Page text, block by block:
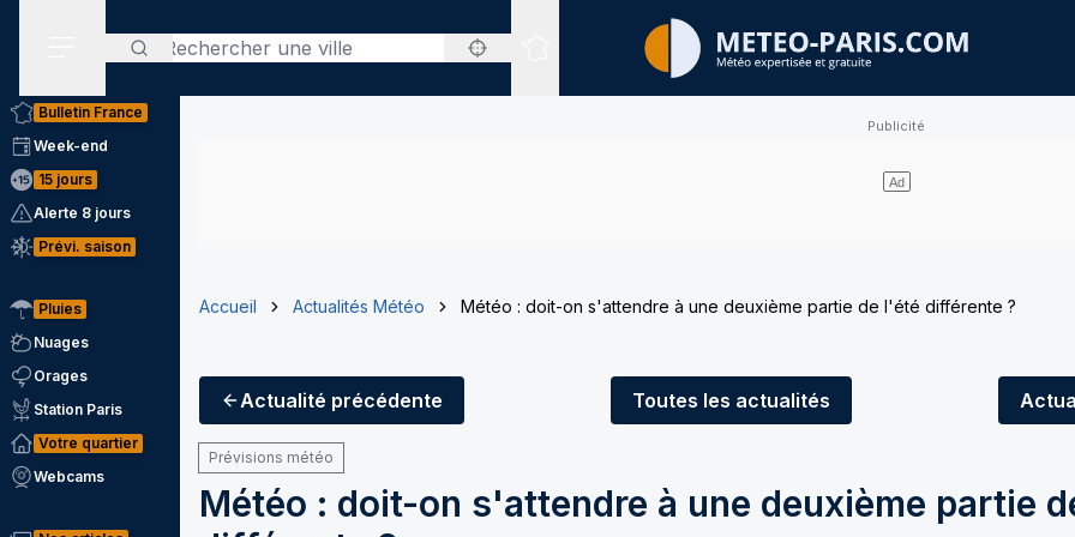
Rechercher
Sites expertisés
Bulletin France
Week-end
15 jours
Alerte 8 jours
Prévi. saison
Pluies
Nuages
Orages
Station Paris
Votre quartier
Webcams
Accueil Actualités Météo Météo : doit-on s'attendre à une deuxième partie de l'été différente ?
Actualité précédente Toutes les actualités
Prévisions météo
Météo : doit-on s'attendre à une deuxième partie